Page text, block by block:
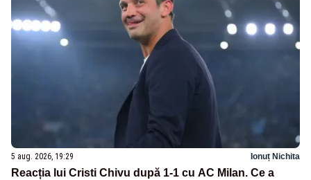
5 aug. 2026, 19:29 Ionuț Nichita
Reacția lui Cristi Chivu după 1-1 cu AC Milan. Ce a